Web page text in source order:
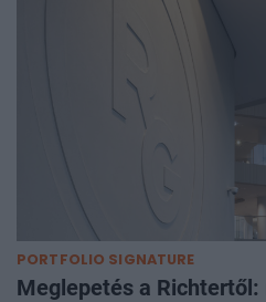
PORTFOLIO SIGNATURE
Meglepetés a